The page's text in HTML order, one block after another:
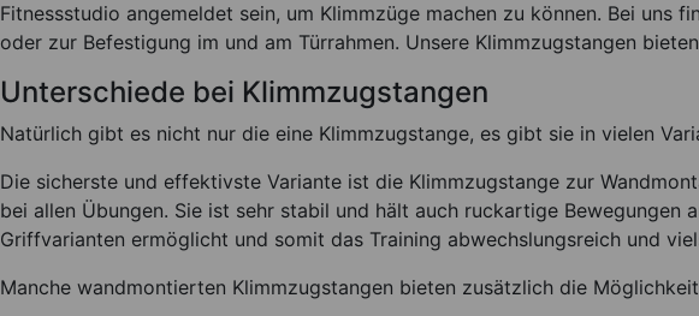
Fitnessstudio angemeldet sein, um Klimmzüge machen zu können. Bei uns
oder zur Befestigung im und am Türrahmen. Unsere Klimmzugstangen
Unterschiede bei Klimmzugstangen
Natürlich gibt es nicht nur die eine Klimmzugstange, es gibt sie in vielen
Die sicherste und effektivste Variante ist die Klimmzugstange zur
bei allen Übungen. Sie ist sehr stabil und hält auch ruckartige
Griffvarianten ermöglicht und somit das Training abwechslungsreich und
Manche wandmontierten Klimmzugstangen bieten zusätzlich die